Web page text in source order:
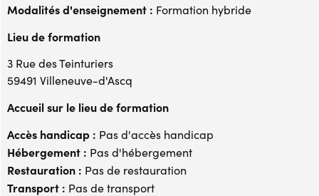
Modalités d'enseignement : Formation hybride
Lieu de formation
3 Rue des Teinturiers
59491 Villeneuve-d'Ascq
Accueil sur le lieu de formation
Accès handicap : Pas d'accès handicap
Hébergement : Pas d'hébergement
Restauration : Pas de restauration
Transport : Pas de transport